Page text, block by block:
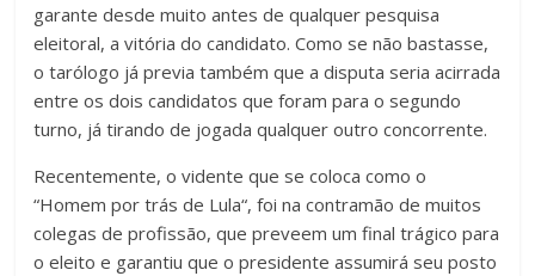
garante desde muito antes de qualquer pesquisa
eleitoral, a vitória do candidato. Como se não bastasse,
o tarólogo já previa também que a disputa seria acirrada
entre os dois candidatos que foram para o segundo
turno, já tirando de jogada qualquer outro concorrente.
Recentemente, o vidente que se coloca como o
“Homem por trás de Lula“, foi na contramão de muitos
colegas de profissão, que preveem um final trágico para
o eleito e garantiu que o presidente assumirá seu posto